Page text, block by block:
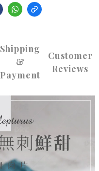
Shipping
&
Payment
Customer
Reviews